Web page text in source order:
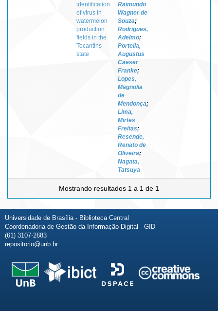
identification
of virus in
watermelon
production
fields in the
Tocantins
state
Raimundo
Wagner de
Souza;
Rodrigues,
Adelmo;
Portella,
Augustus
Caeser
Franke;
Lopes,
Magnolia
de
Mendonça;
Lima,
Mirtes
Freitas;
Resende,
Renato de
Oliveira;
Nagata,
Tatsuya
Mostrando resultados 1 a 1 de 1
Universidade de Brasília - Biblioteca Central
Coordenadoria de Gestão da Informação Digital - GID
(61) 3107-2683
repositorio@unb.br